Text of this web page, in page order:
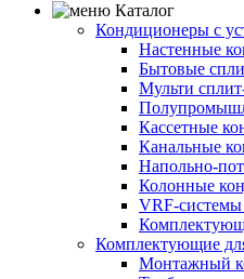
Каталог
Кондиционеры с
Настенные
Бытовые
Мульти
Кассетные
Канальные
Напольно-
Колонные
VRF-системы
Комплектующие
Монтажный